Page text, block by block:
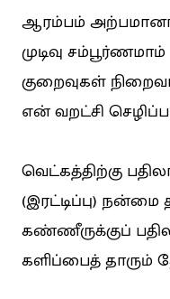
ஆரம்பம்
முடிவு சம்பூர்ணமாம்
குறைவுகள்
என் வறட்சி
வெட்கத்திற்கு
(இரட்டிப்பு) நன்மை
கண்ணீருக்குப்
களிப்பைத் தாரும்